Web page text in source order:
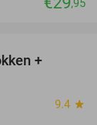
,95
+
9.4 star